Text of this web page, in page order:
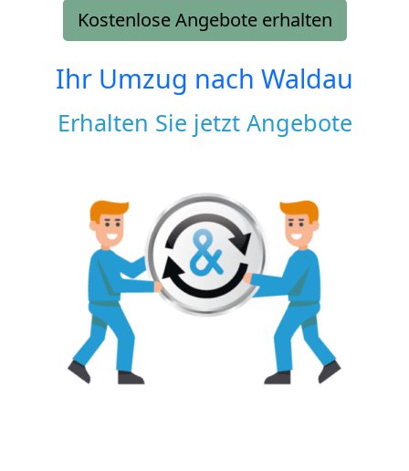
Kostenlose Angebote erhalten
Ihr Umzug nach Waldau
Erhalten Sie jetzt Angebote